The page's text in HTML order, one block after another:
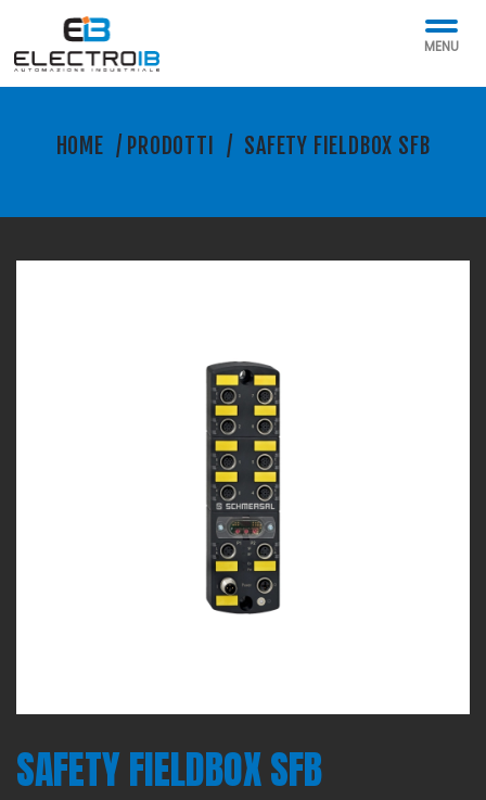
MENU
HOME / PRODOTTI / SAFETY FIELDBOX SFB
SAFETY FIELDBOX SFB